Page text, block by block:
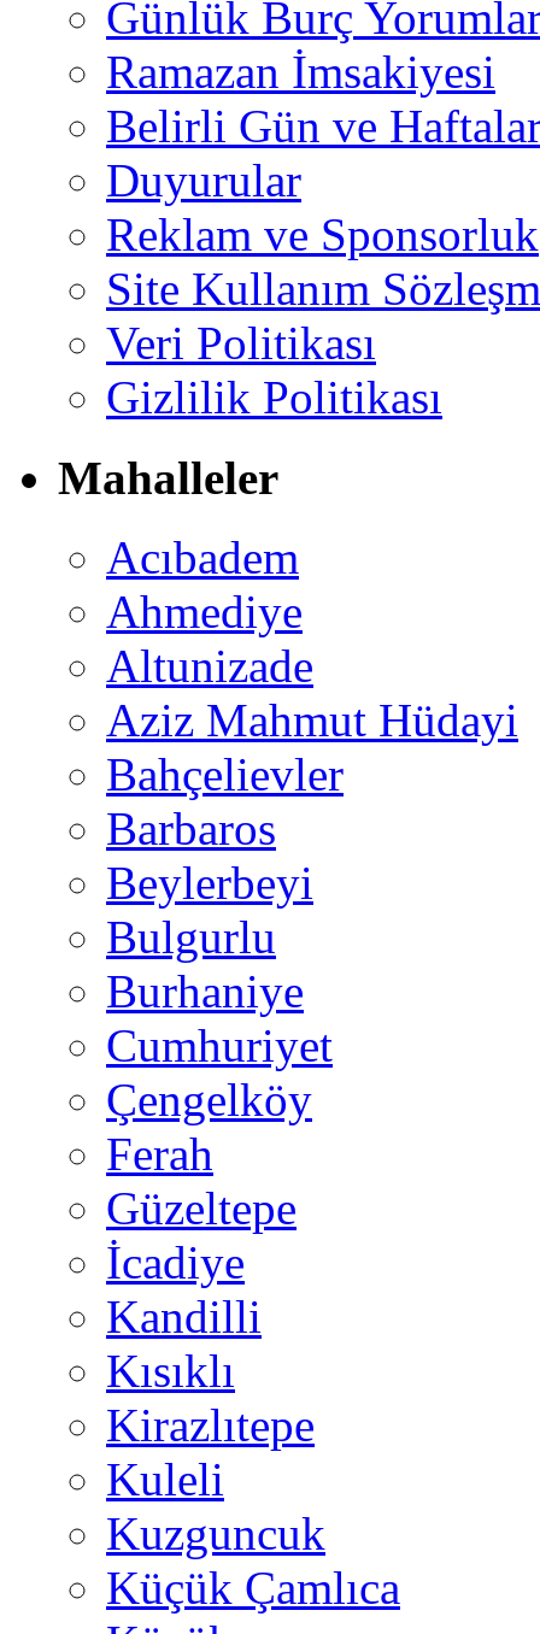
Günlük Burç
Ramazan İmsakiyesi
Belirli Gün ve
Duyurular
Reklam ve Sponsorluk
Site Kullanım
Veri Politikası
Gizlilik Politikası
Mahalleler
Acıbadem
Ahmediye
Altunizade
Aziz Mahmut Hüdayi
Bahçelievler
Barbaros
Beylerbeyi
Bulgurlu
Burhaniye
Cumhuriyet
Çengelköy
Ferah
Güzeltepe
İcadiye
Kandilli
Kısıklı
Kirazlıtepe
Kuleli
Kuzguncuk
Küçük Çamlıca